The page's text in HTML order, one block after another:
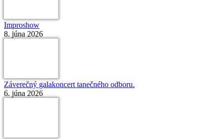
Improshow
8. júna 2026
Záverečný galakoncert tanečného odboru.
6. júna 2026